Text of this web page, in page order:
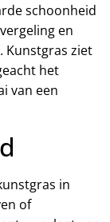
schoonheid
en
Kunstgras ziet
het
van een
in
of